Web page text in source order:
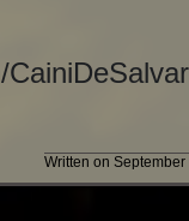
Written on